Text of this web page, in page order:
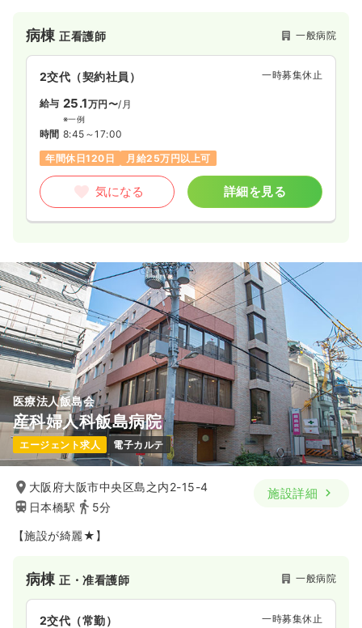
病棟正看護師 一般病院
2交代（契約社員） 一時募集休止
給与 25.1万円〜/月
※一例
時間 8:45～17:00
年間休日120日
月給25万円以上可
気になる 詳細を見る
医療法人飯島会
産科婦人科飯島病院
エージェント求人 電子カルテ
大阪府大阪市中央区島之内2-15-4
日本橋駅
5分
施設詳細
【施設が綺麗★】
病棟正・准看護師 一般病院
2交代（常勤） 一時募集休止